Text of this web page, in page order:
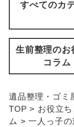
すべてのカ
生前整理のお
コラム
遺品整理・ゴミ
TOP > お役立
ム >一人っ子